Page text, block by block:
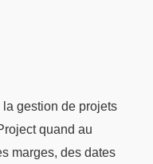
gestion de projets
quand au
marges, des dates